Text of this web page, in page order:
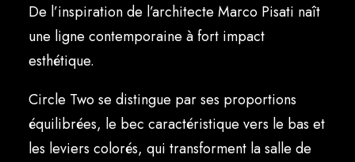
Français
De l’inspiration de l’architecte Marco Pisati naît
une ligne contemporaine à fort impact
esthétique.
Circle Two se distingue par ses proportions
équilibrées, le bec caractéristique vers le bas et
les leviers colorés, qui transforment la salle de